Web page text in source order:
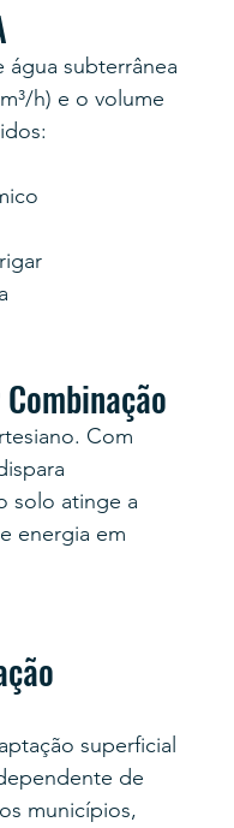
subterrânea
h) e o volume
Com
solo atinge a
energia em
superficial
de
municípios,